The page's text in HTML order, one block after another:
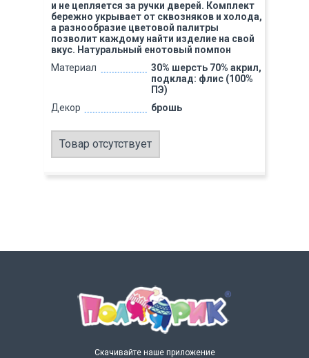
и не цепляется за ручки дверей. Комплект
бережно укрывает от сквозняков и холода,
а разнообразие цветовой палитры
позволит каждому найти изделие на свой
вкус. Натуральный енотовый помпон
Материал
30% шерсть 70% акрил,
подклад: флис (100%
ПЭ)
Декор
брошь
Товар отсутствует
Скачивайте наше приложение